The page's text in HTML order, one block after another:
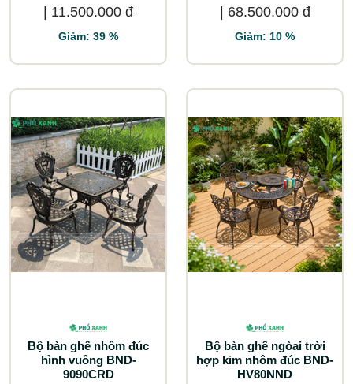
| 11.500.000 đ
Giảm: 39 %
| 68.500.000 đ
Giảm: 10 %
Bộ bàn ghế nhôm đúc
hình vuông BND-
9090CRD
Bộ bàn ghế ngòai trời
hợp kim nhôm đúc BND-
HV80NND